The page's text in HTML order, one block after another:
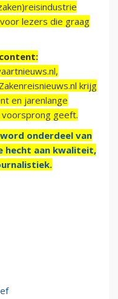
lezers die graag
krijg
en jarenlange
geeft.
onderdeel van
hecht aan kwaliteit,